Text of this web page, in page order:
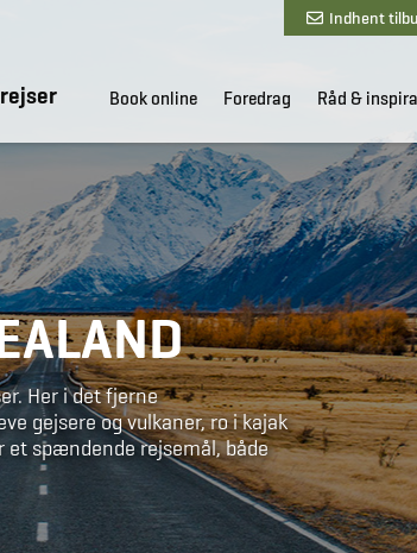
Indhent
Book online Foredrag Råd &
Her i det fjerne
gejsere og vulkaner, ro i kajak
et spændende rejsemål, både